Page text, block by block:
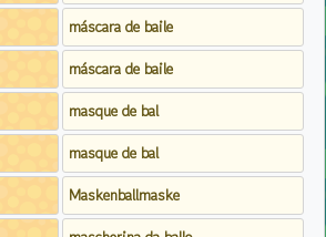
máscara de baile
máscara de baile
masque de bal
masque de bal
Maskenballmaske